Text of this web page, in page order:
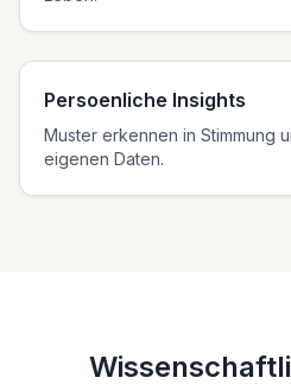
Persoenliche Insights
Muster erkennen in Stimmung
eigenen Daten.